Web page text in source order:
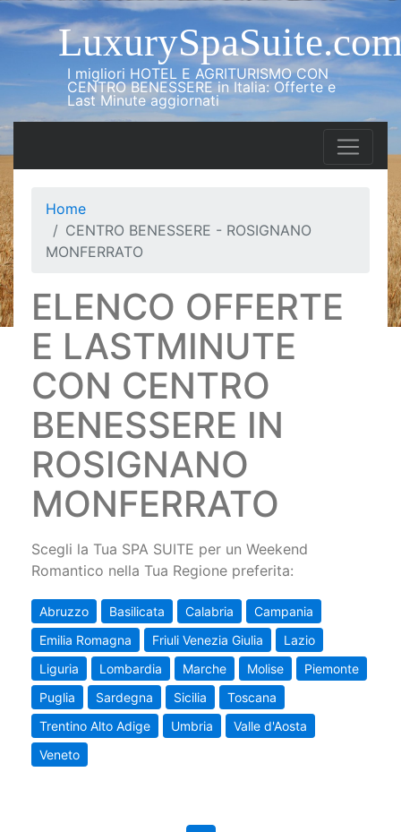
I migliori HOTEL E AGRITURISMO CON
CENTRO BENESSERE in Italia: Offerte e
Last Minute aggiornati
Home
CENTRO BENESSERE - ROSIGNANO
MONFERRATO
ELENCO OFFERTE
E LASTMINUTE
CON CENTRO
BENESSERE IN
ROSIGNANO
MONFERRATO
Scegli la Tua SPA SUITE per un Weekend
Romantico nella Tua Regione preferita:
Abruzzo Basilicata Calabria
Campania
Emilia Romagna
Friuli Venezia Giulia
Lazio
Liguria
Lombardia Marche Molise
Piemonte
Puglia
Sardegna Sicilia
Toscana
Trentino Alto Adige
Umbria
Valle d'Aosta
Veneto